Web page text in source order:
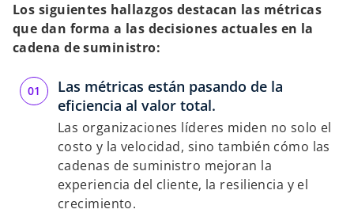
Los siguientes hallazgos destacan las métricas
que dan forma a las decisiones actuales en la
cadena de suministro:
Las métricas están pasando de la
eficiencia al valor total.
Las organizaciones líderes miden no solo el
costo y la velocidad, sino también cómo las
cadenas de suministro mejoran la
experiencia del cliente, la resiliencia y el
crecimiento.